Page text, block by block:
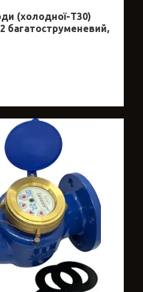
(холодної-Т30)
багатоструменевий,